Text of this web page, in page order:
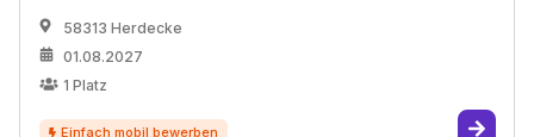
58313 Herdecke
01.08.2027
1 Platz